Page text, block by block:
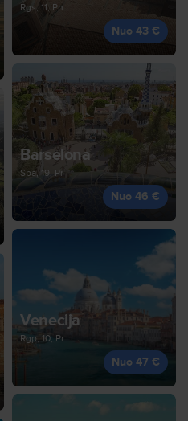
Rgs, 11, Pn
Nuo 43 €
Barselona
Spa, 19, Pr
Nuo 46 €
Venecija
Rgp, 10, Pr
Nuo 47 €